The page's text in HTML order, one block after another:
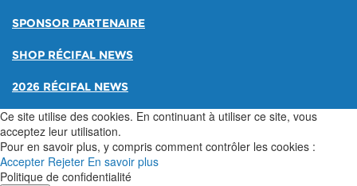
SPONSOR PARTENAIRE
SHOP RÉCIFAL NEWS
2026 RÉCIFAL NEWS
Ce site utilise des cookies. En continuant à utiliser ce site, vous
acceptez leur utilisation.
Pour en savoir plus, y compris comment contrôler les cookies :
Accepter Rejeter En savoir plus
Politique de confidentialité